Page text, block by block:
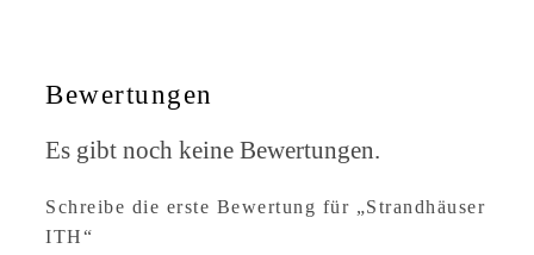
Bewertungen
Es gibt noch keine Bewertungen.
Schreibe die erste Bewertung für „Strandhäuser
ITH“